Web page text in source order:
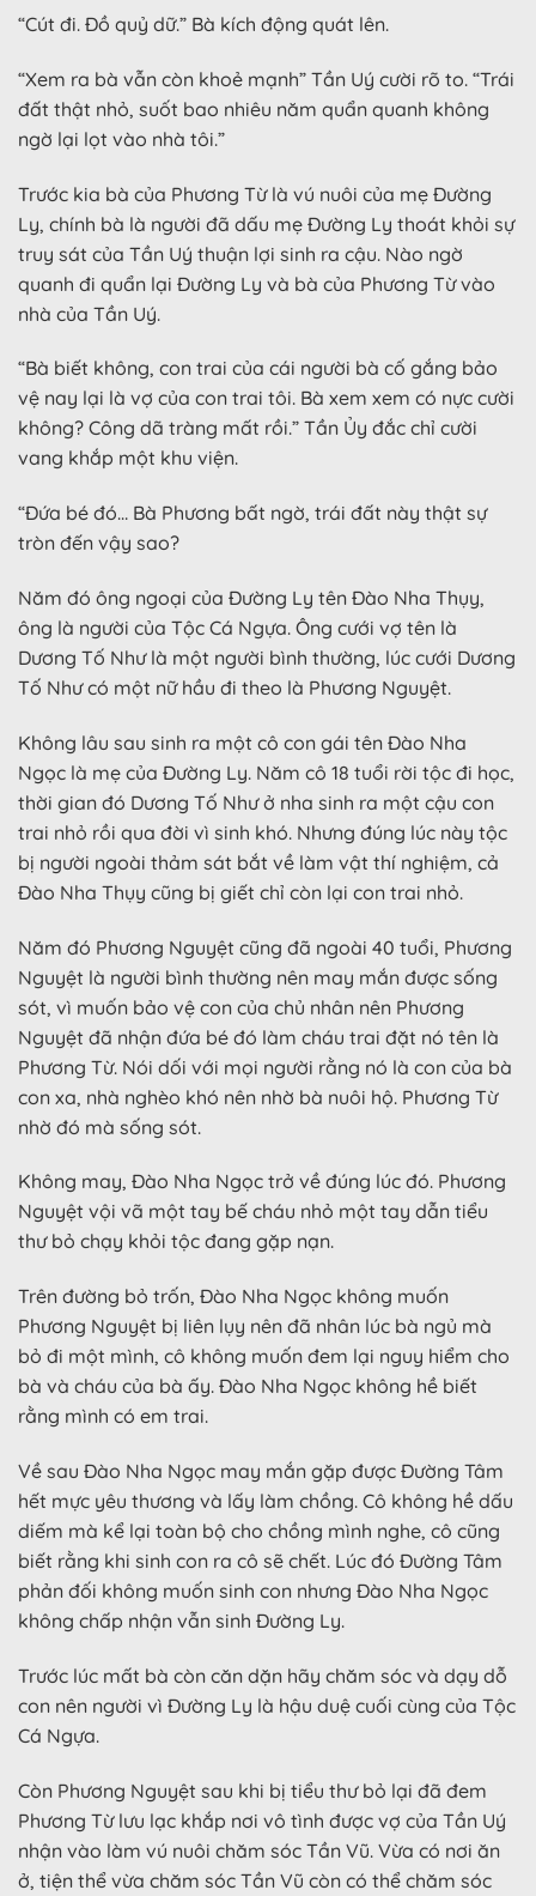
“Cút đi. Đồ quỷ dữ.” Bà kích động quát lên.
“Xem ra bà vẫn còn khoẻ mạnh” Tần Uý cười rõ to. “Trái
đất thật nhỏ, suốt bao nhiêu năm quẩn quanh không
ngờ lại lọt vào nhà tôi.”
Trước kia bà của Phương Từ là vú nuôi của mẹ Đường
Ly, chính bà là người đã dấu mẹ Đường Ly thoát khỏi sự
truy sát của Tần Uý thuận lợi sinh ra cậu. Nào ngờ
quanh đi quẩn lại Đường Ly và bà của Phương Từ vào
nhà của Tần Uý.
“Bà biết không, con trai của cái người bà cố gắng bảo
vệ nay lại là vợ của con trai tôi. Bà xem xem có nực cười
không? Công dã tràng mất rồi.” Tần Ủy đắc chỉ cười
vang khắp một khu viện.
“Đứa bé đó… Bà Phương bất ngờ, trái đất này thật sự
tròn đến vậy sao?
Năm đó ông ngoại của Đường Ly tên Đào Nha Thụy,
ông là người của Tộc Cá Ngựa. Ông cưới vợ tên là
Dương Tố Như là một người bình thường, lúc cưới Dương
Tố Như có một nữ hầu đi theo là Phương Nguyệt.
Không lâu sau sinh ra một cô con gái tên Đào Nha
Ngọc là mẹ của Đường Ly. Năm cô 18 tuổi rời tộc đi học,
thời gian đó Dương Tố Như ở nha sinh ra một cậu con
trai nhỏ rồi qua đời vì sinh khó. Nhưng đúng lúc này tộc
bị người ngoài thảm sát bắt về làm vật thí nghiệm, cả
Đào Nha Thụy cũng bị giết chỉ còn lại con trai nhỏ.
Năm đó Phương Nguyệt cũng đã ngoài 40 tuổi, Phương
Nguyệt là người bình thường nên may mắn được sống
sót, vì muốn bảo vệ con của chủ nhân nên Phương
Nguyệt đã nhận đứa bé đó làm cháu trai đặt nó tên là
Phương Từ. Nói dối với mọi người rằng nó là con của bà
con xa, nhà nghèo khó nên nhờ bà nuôi hộ. Phương Từ
nhờ đó mà sống sót.
Không may, Đào Nha Ngọc trở về đúng lúc đó. Phương
Nguyệt vội vã một tay bế cháu nhỏ một tay dẫn tiểu
thư bỏ chạy khỏi tộc đang gặp nạn.
Trên đường bỏ trốn, Đào Nha Ngọc không muốn
Phương Nguyệt bị liên lụy nên đã nhân lúc bà ngủ mà
bỏ đi một mình, cô không muốn đem lại nguy hiểm cho
bà và cháu của bà ấy. Đào Nha Ngọc không hề biết
rằng mình có em trai.
Về sau Đào Nha Ngọc may mắn gặp được Đường Tâm
hết mực yêu thương và lấy làm chồng. Cô không hề dấu
diếm mà kể lại toàn bộ cho chồng mình nghe, cô cũng
biết rằng khi sinh con ra cô sẽ chết. Lúc đó Đường Tâm
phản đối không muốn sinh con nhưng Đào Nha Ngọc
không chấp nhận vẫn sinh Đường Ly.
Trước lúc mất bà còn căn dặn hãy chăm sóc và dạy dỗ
con nên người vì Đường Ly là hậu duệ cuối cùng của Tộc
Cá Ngựa.
Còn Phương Nguyệt sau khi bị tiểu thư bỏ lại đã đem
Phương Từ lưu lạc khắp nơi vô tình được vợ của Tần Uý
nhận vào làm vú nuôi chăm sóc Tần Vũ. Vừa có nơi ăn
ở, tiện thể vừa chăm sóc Tần Vũ còn có thể chăm sóc